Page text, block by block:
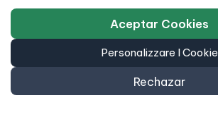
Rechazar
Personalizzare I Cookie
Aceptar Cookies
Scarica la mia fattura